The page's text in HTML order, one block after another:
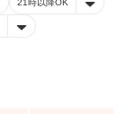
21時以降OK